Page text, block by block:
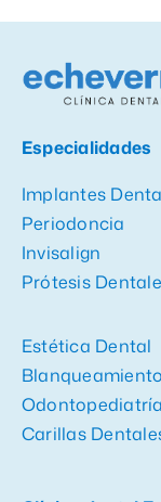
Especialidades
Implantes
Periodoncia
Invisalign
Prótesis
Estética Dental
Blanqueamiento
Odontopediatría
Carillas